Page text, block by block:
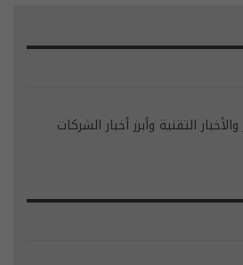
التقنية وأبرز أخبار الشركات